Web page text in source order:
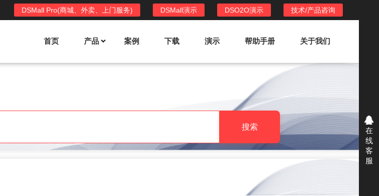
技术/产品咨询
DSO2O演示
DSMall演示
DSMall Pro(商城、外卖、上门服务)
首页 产品
DSShop功能列表 DSO2O功能列表
提供新零售线上化经营管理工具，基于
LBS定位，只为让更多客户、多次到店
消费
案例 下载 演示 帮助手册 关于我们
搜索
在
线
客
服